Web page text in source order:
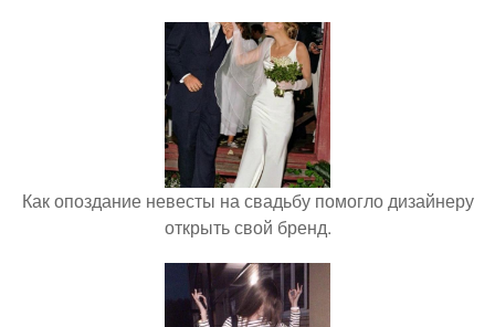
Как опоздание невесты на свадьбу помогло дизайнеру
открыть свой бренд.